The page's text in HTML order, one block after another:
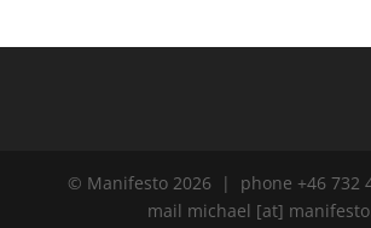
© Manifesto 2026 | phone +46 732
mail michael [at]